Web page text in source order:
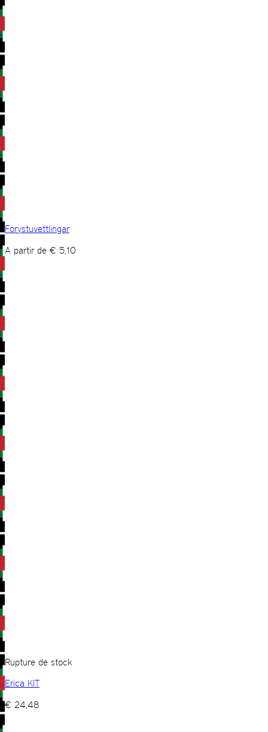
Forystuvettlingar
A partir de € 5,10
Rupture de stock
Erica KIT
€ 24,48